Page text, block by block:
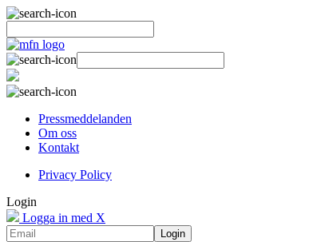
Pressmeddelanden
Om oss
Kontakt
Privacy Policy
Login
Logga in med X
Login